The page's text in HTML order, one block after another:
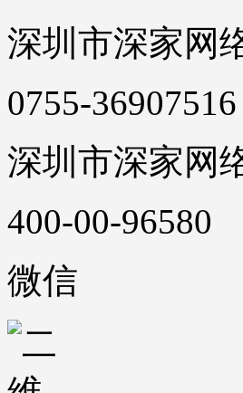
深圳市深家网
0755-36907516
深圳市深家网
400-00-96580
微信